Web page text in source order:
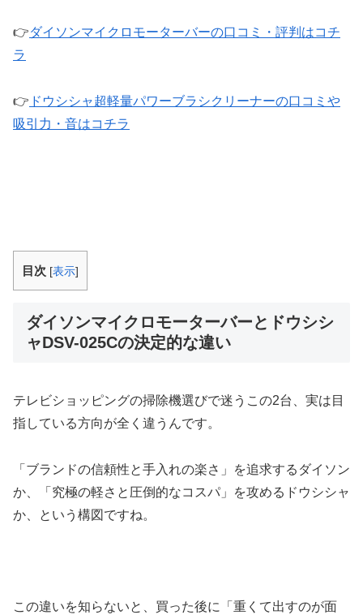
👉ダイソンマイクロモーターバーの口コミ・評判はコチ
ラ
👉 ドウシシャ超軽量パワーブラシクリーナーの口コミや
吸引力・音はコチラ
目次 [表示]
ダイソンマイクロモーターバーとドウシシ
ャDSV-025Cの決定的な違い
テレビショッピングの掃除機選びで迷うこの2台、実は目
指している方向が全く違うんです。
「ブランドの信頼性と手入れの楽さ」を追求するダイソン
か、「究極の軽さと圧倒的なコスパ」を攻めるドウシシャ
か、という構図ですね。
この違いを知らないと、買った後に「重くて出すのが面